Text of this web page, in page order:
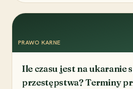
PRAWO KARNE
Ile czasu jest na ukaranie
przestępstwa? Terminy